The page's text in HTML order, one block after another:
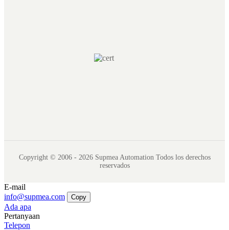
Copyright © 2006 - 2026 Supmea Automation Todos los derechos
reservados
E-mail
info@supmea.com
Copy
Ada apa
Pertanyaan
Telepon